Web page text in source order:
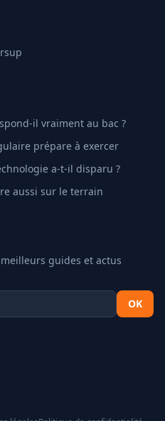
il vraiment au bac ?
prépare à exercer
a-t-il disparu ?
aussi sur le terrain
guides et actus
OK